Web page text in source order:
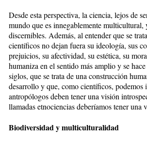
Desde esta perspectiva, la ciencia, lejos de
mundo que es innegablemente
discernibles. Además, al entender que se
científicos no dejan fuera su ideología, sus
prejuicios, su afectividad, su estética, su
humaniza en el sentido más amplio y se
siglos, que se trata de una construcción
desarrollo y que, como científicos,
antropólogos deben tener una visión
llamadas etnociencias deberíamos tener
Biodiversidad y multiculturalidad